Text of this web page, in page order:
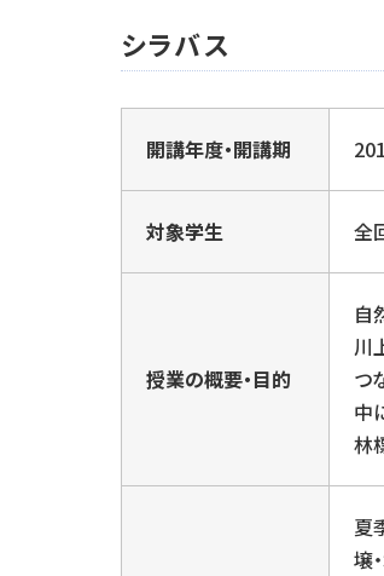
シラバス
開講年度・開講期
対象学生 全
授業の概要・目的
自
川
つ
中
林
夏
壌